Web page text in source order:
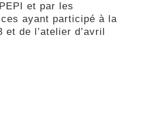
et par les
ayant participé à la
et de l’atelier d’avril